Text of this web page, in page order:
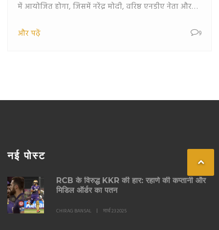
में आयोजित होगा, जिसमें नरेंद्र मोदी, वरिष्ठ एनडीए नेता और
और पढ़ें
9
नई पोस्ट
RCB के विरुद्ध KKR की हार: रहाणे की कप्तानी और
मिडिल ऑर्डर का पतन
CHIRAG BANSAL मार्च 23 2025